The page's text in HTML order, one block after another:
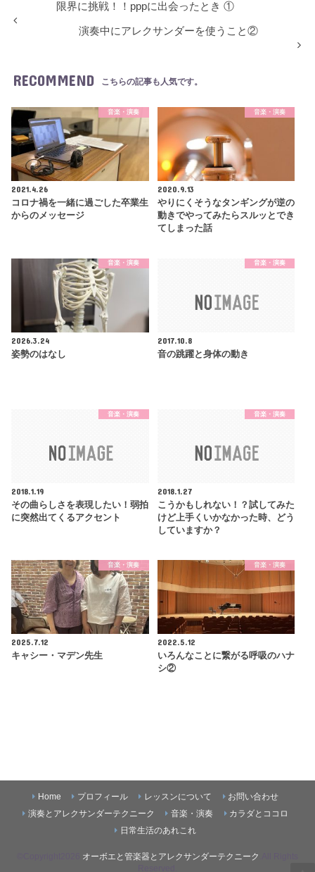
限界に挑戦！！pppに出会ったとき ①
演奏中にアレクサンダーを使うこと②
RECOMMEND こちらの記事も人気です。
音楽・演奏
2021.4.26
コロナ禍を一緒に過ごした卒業生
からのメッセージ
音楽・演奏
2020.9.13
やりにくそうなタンギングが逆の
動きでやってみたらスルッとでき
てしまった話
音楽・演奏
2026.3.24
姿勢のはなし
音楽・演奏
2017.10.8
音の跳躍と身体の動き
音楽・演奏
2018.1.19
その曲らしさを表現したい！弱拍
に突然出てくるアクセント
音楽・演奏
2018.1.27
こうかもしれない！？試してみた
けど上手くいかなかった時、どう
していますか？
音楽・演奏
2025.7.12
キャシー・マデン先生
音楽・演奏
2022.5.12
いろんなことに繋がる呼吸のハナ
シ②
Home プロフィール レッスンについて
お問い合わせ
演奏とアレクサンダーテクニーク
音楽・演奏
カラダとココロ
日常生活のあれこれ
オーボエと管楽器とアレクサンダーテクニーク